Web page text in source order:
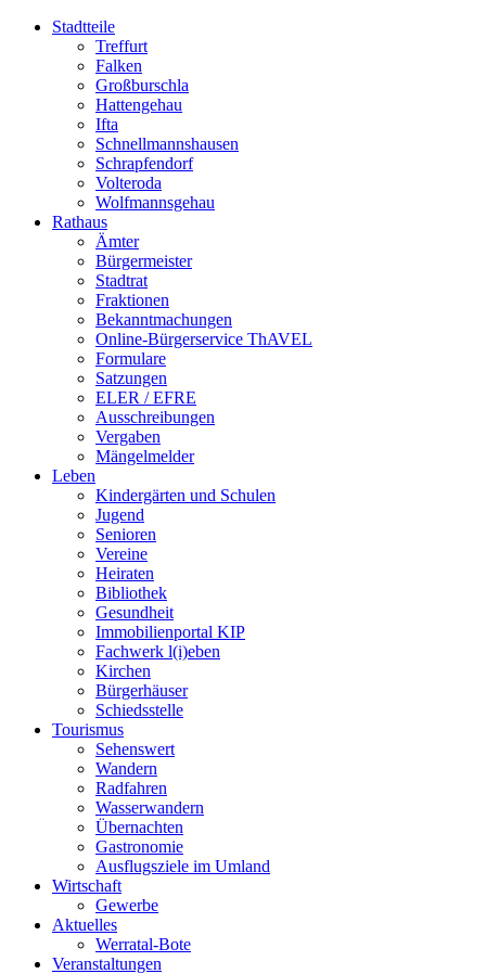
Stadtteile
Treffurt
Falken
Großburschla
Hattengehau
Ifta
Schnellmannshausen
Schrapfendorf
Volteroda
Wolfmannsgehau
Rathaus
Ämter
Bürgermeister
Stadtrat
Fraktionen
Bekanntmachungen
Online-Bürgerservice ThAVEL
Formulare
Satzungen
ELER / EFRE
Ausschreibungen
Vergaben
Mängelmelder
Leben
Kindergärten und Schulen
Jugend
Senioren
Vereine
Heiraten
Bibliothek
Gesundheit
Immobilienportal KIP
Fachwerk l(i)eben
Kirchen
Bürgerhäuser
Schiedsstelle
Tourismus
Sehenswert
Wandern
Radfahren
Wasserwandern
Übernachten
Gastronomie
Ausflugsziele im Umland
Wirtschaft
Gewerbe
Aktuelles
Werratal-Bote
Veranstaltungen